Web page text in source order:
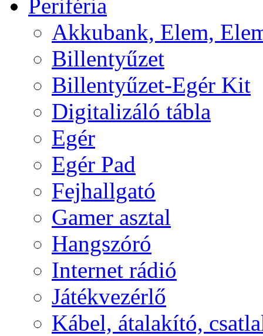
Periféria
Akkubank, Elem,
Billentyűzet
Billentyűzet-Egér Kit
Digitalizáló tábla
Egér
Egér Pad
Fejhallgató
Gamer asztal
Hangszóró
Internet rádió
Játékvezérlő
Kábel, átalakító,